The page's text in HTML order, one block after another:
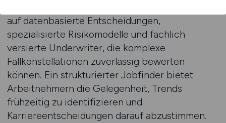
auf datenbasierte Entscheidungen,
spezialisierte Risikomodelle und fachlich
versierte Underwriter, die komplexe
Fallkonstellationen zuverlässig bewerten
können. Ein strukturierter Jobfinder bietet
Arbeitnehmern die Gelegenheit, Trends
frühzeitig zu identifizieren und
Karriereentscheidungen darauf abzustimmen.